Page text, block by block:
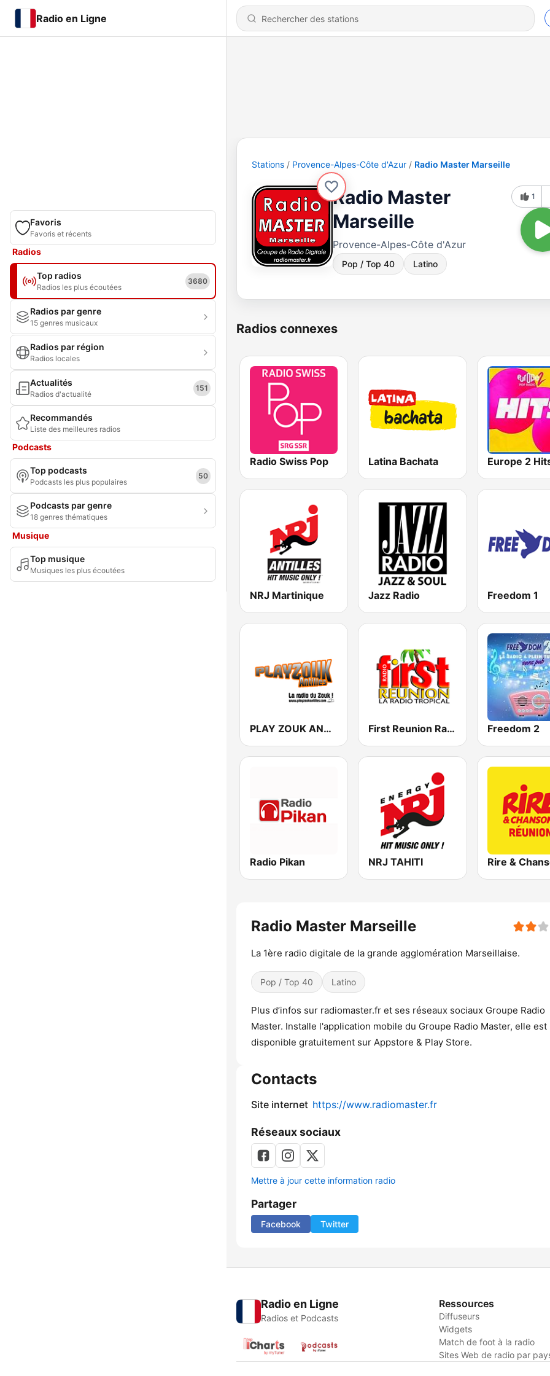
Radio en Ligne
Favoris
Favoris et récents
Radios
Top radios
Radios les plus écoutées
3680
Radios par genre
15 genres musicaux
Radios par région
Radios locales
Actualités
Radios d'actualité
151
Recommandés
Liste des meilleures radios
Podcasts
Top podcasts
Podcasts les plus populaires
50
Podcasts par genre
18 genres thématiques
Musique
Top musique
Musiques les plus écoutées
Stations Provence-Alpes-Côte d'Azur Radio Master Marseille
Radio Master
Marseille
Provence-Alpes-Côte d'Azur
Pop / Top 40 Latino
1
Radios connexes
Radio Swiss Pop Latina Bachata Europe 2
NRJ Martinique Jazz Radio Freedom 1
PLAY ZOUK ANTILLES First Reunion Radio Freedom 2
Radio Pikan NRJ TAHITI
Radio Master Marseille
La 1ère radio digitale de la grande agglomération Marseillaise.
Pop / Top 40 Latino
Plus d’infos sur radiomaster.fr et ses réseaux sociaux Groupe Radio
Master. Installe l'application mobile du Groupe Radio Master, elle est
disponible gratuitement sur Appstore & Play Store.
Contacts
Site internet https://www.radiomaster.fr
Réseaux sociaux
Mettre à jour cette information radio
Partager
Facebook Twitter
Radio en Ligne
Radios et Podcasts
Ressources
Diffuseurs
Widgets
Match de foot à la radio
Sites Web de radio par